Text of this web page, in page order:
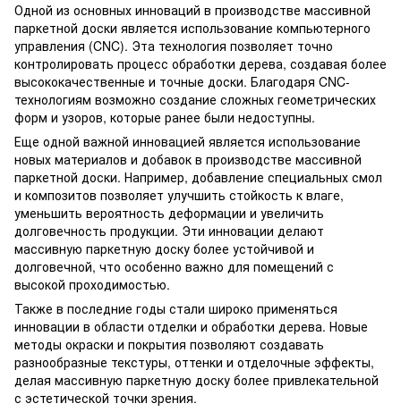
Одной из основных инноваций в производстве массивной
паркетной доски является использование компьютерного
управления (CNC). Эта технология позволяет точно
контролировать процесс обработки дерева, создавая более
высококачественные и точные доски. Благодаря CNC-
технологиям возможно создание сложных геометрических
форм и узоров, которые ранее были недоступны.
Еще одной важной инновацией является использование
новых материалов и добавок в производстве массивной
паркетной доски. Например, добавление специальных смол
и композитов позволяет улучшить стойкость к влаге,
уменьшить вероятность деформации и увеличить
долговечность продукции. Эти инновации делают
массивную паркетную доску более устойчивой и
долговечной, что особенно важно для помещений с
высокой проходимостью.
Также в последние годы стали широко применяться
инновации в области отделки и обработки дерева. Новые
методы окраски и покрытия позволяют создавать
разнообразные текстуры, оттенки и отделочные эффекты,
делая массивную паркетную доску более привлекательной
с эстетической точки зрения.